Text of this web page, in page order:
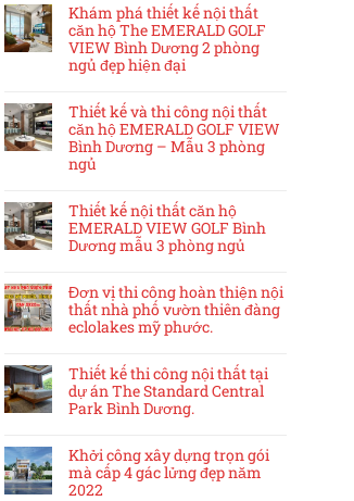
Khám phá thiết kế nội thất
căn hộ The EMERALD GOLF
VIEW Bình Dương 2 phòng
ngủ đẹp hiện đại
Thiết kế và thi công nội thất
căn hộ EMERALD GOLF VIEW
Bình Dương – Mẫu 3 phòng
ngủ
Thiết kế nội thất căn hộ
EMERALD VIEW GOLF Bình
Dương mẫu 3 phòng ngủ
Đơn vị thi công hoàn thiện nội
thất nhà phố vườn thiên đàng
eclolakes mỹ phước.
Thiết kế thi công nội thất tại
dự án The Standard Central
Park Bình Dương.
Khởi công xây dựng trọn gói
mà cấp 4 gác lửng đẹp năm
2022